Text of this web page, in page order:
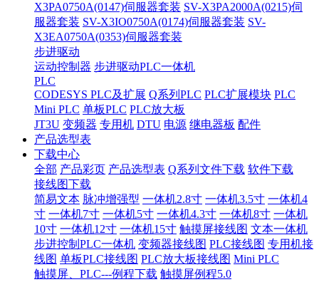
X3PA0750A(0147)伺服器套装 SV-X3PA2000A(0215)伺
服器套装 SV-X3IO0750A(0174)伺服器套装 SV-
X3EA0750A(0353)伺服器套装
步进驱动
运动控制器 步进驱动PLC一体机
PLC
CODESYS PLC及扩展 Q系列PLC PLC扩展模块 PLC
Mini PLC 单板PLC PLC放大板
JT3U 变频器 专用机 DTU 电源 继电器板 配件
产品选型表
下载中心
全部 产品彩页 产品选型表 Q系列文件下载 软件下载
接线图下载
简易文本 脉冲增强型 一体机2.8寸 一体机3.5寸 一体机4
寸 一体机7寸 一体机5寸 一体机4.3寸 一体机8寸 一体机
10寸 一体机12寸 一体机15寸 触摸屏接线图 文本一体机
步进控制PLC一体机 变频器接线图 PLC接线图 专用机接
线图 单板PLC接线图 PLC放大板接线图 Mini PLC
触摸屏、PLC---例程下载 触摸屏例程5.0